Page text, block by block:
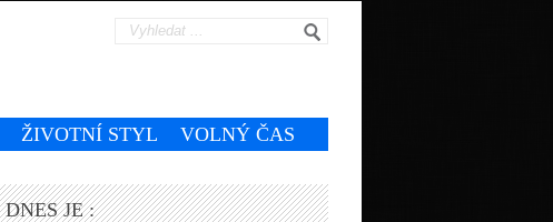
ŽIVOTNÍ STYL VOLNÝ ČAS
DNES JE :